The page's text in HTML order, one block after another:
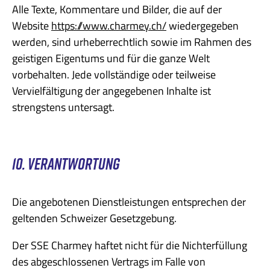
Alle Texte, Kommentare und Bilder, die auf der
Websitehttps://www.charmey.ch/wiedergegeben
werden, sind urheberrechtlich sowie im Rahmen des
geistigen Eigentums und für die ganze Welt
vorbehalten. Jede vollständige oder teilweise
Vervielfältigung der angegebenen Inhalte ist
strengstens untersagt.
10. VERANTWORTUNG
Die angebotenen Dienstleistungen entsprechen der
geltenden Schweizer Gesetzgebung.
Der SSE Charmey haftet nicht für die Nichterfüllung
des abgeschlossenen Vertrags im Falle von